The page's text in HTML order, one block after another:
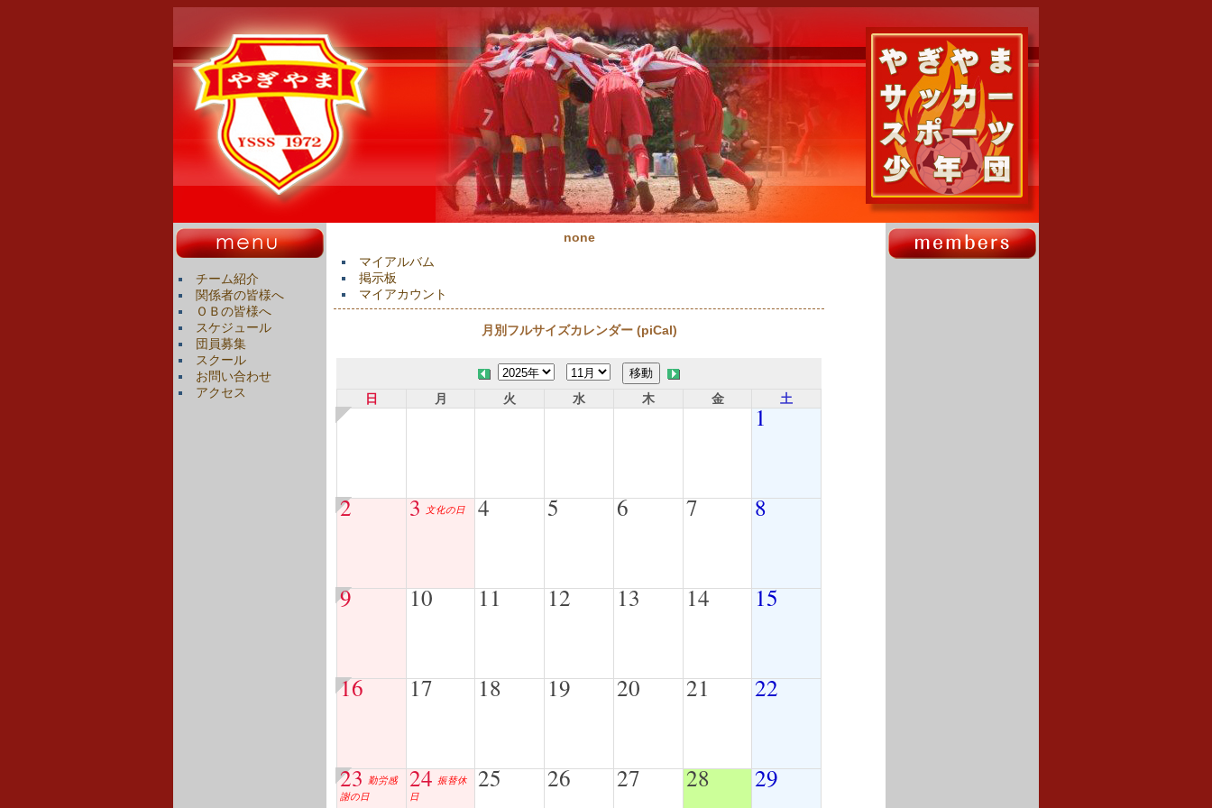
チーム紹介
関係者の皆様へ
ＯＢの皆様へ
スケジュール
団員募集
スクール
お問い合わせ
アクセス
none
マイアルバム
掲示板
マイアカウント
月別フルサイズカレンダー (piCal)
日 月 火 水 木 金 土
1
2 3 文化の日 4 5 6 7 8
9 10 11 12 13 14 15
16 17 18 19 20 21 22
23 勤労感
謝の日
24 振替休
日
25 26 27 28 29